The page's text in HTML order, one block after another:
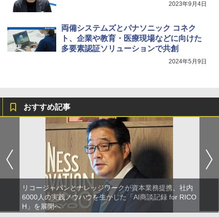
2023年9月4日
両備システムズとパナソニック コネク
ト、企業や教育・医療現場などに向けた
多要素認証ソリューションで共創
2024年5月9日
おすすめ記事
リコージャパンとナレッジワークが資本業務提携、社内
6000人の実践ノウハウを生かした「AI商談記録 for RICO
H」を展開へ